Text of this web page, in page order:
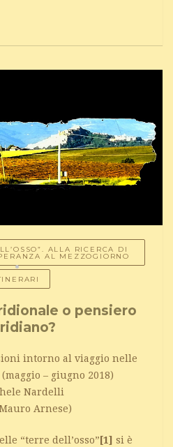
ALLA RICERCA DI
AL MEZZOGIORNO
o pensiero
intorno al viaggio nelle
– giugno 2018)
Nardelli
Arnese)
“terre dell’osso” [1] si è